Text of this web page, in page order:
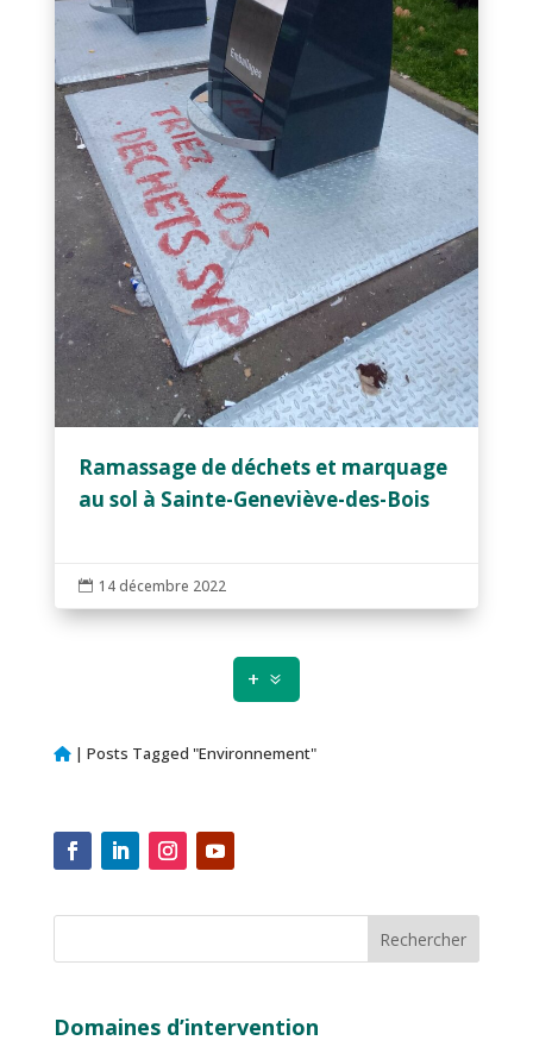
Ramassage de déchets et marquage
au sol à Sainte-Geneviève-des-Bois
 14 décembre 2022
+
| Posts Tagged "Environnement"
Domaines d’intervention